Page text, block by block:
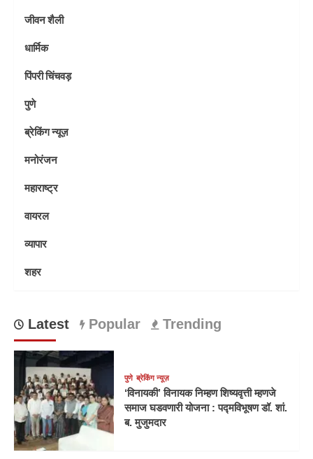
जीवन शैली
धार्मिक
पिंपरी चिंचवड़
पुणे
ब्रेकिंग न्यूज़
मनोरंजन
महाराष्ट्र
वायरल
व्यापार
शहर
Latest Popular Trending
पुणे ब्रेकिंग न्यूज़
‘विनायकी’ विनायक निम्हण शिष्यवृत्ती म्हणजे
समाज घडवणारी योजना : पद्मविभूषण डॉ. शां.
ब. मुजुमदार